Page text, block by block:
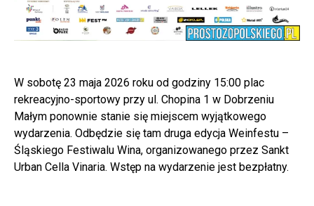
W sobotę 23 maja 2026 roku od godziny 15:00 plac
rekreacyjno-sportowy przy ul. Chopina 1 w Dobrzeniu
Małym ponownie stanie się miejscem wyjątkowego
wydarzenia. Odbędzie się tam druga edycja Weinfestu –
Śląskiego Festiwalu Wina, organizowanego przez Sankt
Urban Cella Vinaria. Wstęp na wydarzenie jest bezpłatny.